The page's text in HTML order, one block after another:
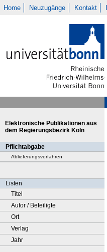
Home Neuzugänge Kontakt
Elektronische Publikationen aus
dem Regierungsbezirk Köln
Pflichtabgabe
Ablieferungsverfahren
Listen
Titel
Autor / Beteiligte
Ort
Verlag
Jahr